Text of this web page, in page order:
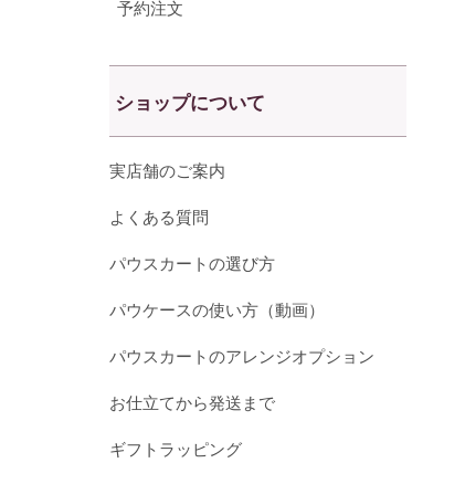
予約注文
ショップについて
実店舗のご案内
よくある質問
パウスカートの選び方
パウケースの使い方（動画）
パウスカートのアレンジオプション
お仕立てから発送まで
ギフトラッピング